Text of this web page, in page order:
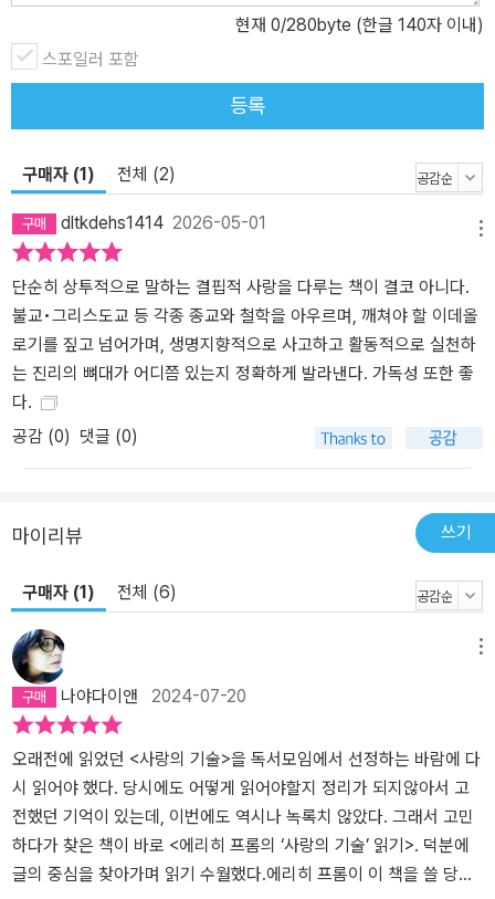
현재 0/280byte (한글 140자 이내)
스포일러 포함
등록
구매자 (1) 전체 (2)
dltkdehs1414 2026-05-01
단순히 상투적으로 말하는 결핍적 사랑을 다루는 책이 결코 아니다.
불교•그리스도교 등 각종 종교와 철학을 아우르며, 깨쳐야 할 이데올
로기를 짚고 넘어가며, 생명지향적으로 사고하고 활동적으로 실천하
는 진리의 뼈대가 어디쯤 있는지 정확하게 발라낸다. 가독성 또한 좋
다.
공감 (0) 댓글 (0)
마이리뷰 쓰기
구매자 (1) 전체 (6)
나야다이앤 2024-07-20
오래전에 읽었던 <사랑의 기술>을 독서모임에서 선정하는 바람에 다
시 읽어야 했다. 당시에도 어떻게 읽어야할지 정리가 되지않아서 고
전했던 기억이 있는데, 이번에도 역시나 녹록치 않았다. 그래서 고민
하다가 찾은 책이 바로 <에리히 프롬의 ‘사랑의 기술’ 읽기>. 덕분에
글의 중심을 찾아가며 읽기 수월했다.에리히 프롬이 이 책을 쓸 당시